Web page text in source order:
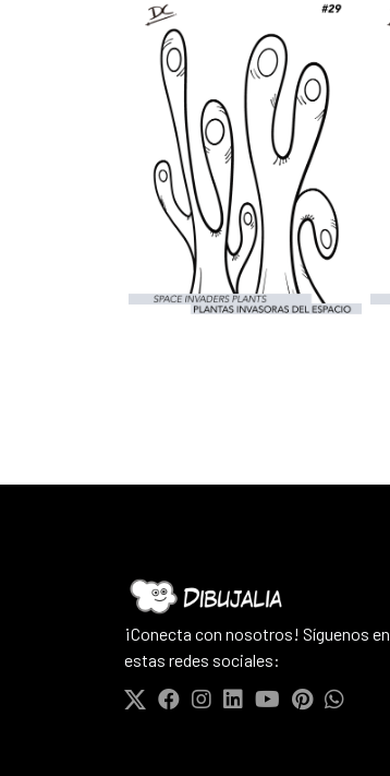
¡Conecta con nosotros! Síguenos en
estas redes sociales: